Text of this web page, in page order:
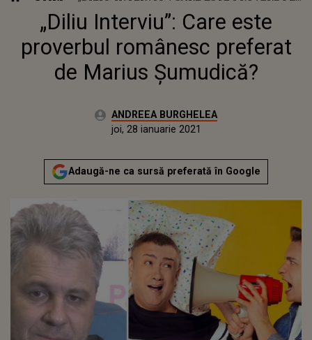
ROMÂNESC PREFERAT DE MARIUS
ȘUMUDICĂ?
„Diliu Interviu”: Care este
proverbul românesc preferat
de Marius Șumudică?
Autor:ANDREEA BURGHELEA
Actualizat:
joi, 28 ianuarie 2021
Adaugă-ne ca sursă preferată în Google